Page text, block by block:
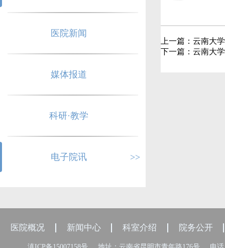
医院新闻
媒体报道
科研·教学
电子院讯 >>
上一篇： 云南大
下一篇： 云南大
医院概况 新闻中心 科室介绍 院务公开